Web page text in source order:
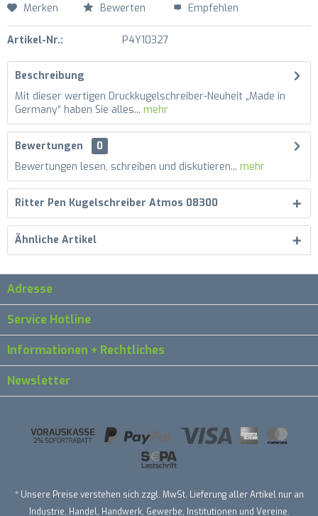
Merken Bewerten Empfehlen
Artikel-Nr.: P4Y10327
Beschreibung
Mit dieser wertigen Druckkugelschreiber-Neuheit „Made in
Germany“ haben Sie alles... mehr
Bewertungen
0
Bewertungen lesen, schreiben und diskutieren... mehr
Ritter Pen Kugelschreiber Atmos 08300
Ähnliche Artikel
Adresse
Service Hotline
Informationen + Rechtliches
Newsletter
* Unsere Preise verstehen sich zzgl. MwSt. Lieferung aller Artikel nur an
Industrie, Handel, Handwerk, Gewerbe, Institutionen und Vereine.